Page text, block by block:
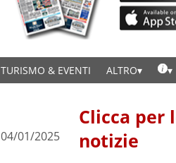
TURISMO & EVENTI ALTRO
04/01/2025
Clicca per
notizie